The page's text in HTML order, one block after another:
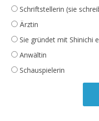
Schriftstellerin (sie
Ärztin
Sie gründet mit Shinichi
Anwältin
Schauspielerin